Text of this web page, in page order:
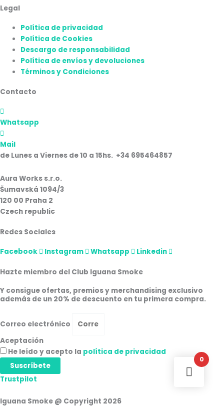
Legal
Política de privacidad
Política de Cookies
Descargo de responsabilidad
Política de envíos y devoluciones
Términos y Condiciones
Contacto
Whatsapp
Mail
de Lunes a Viernes de 10 a 15hs. +34 695464857
Aura Works s.r.o.
Šumavská 1094/3
120 00 Praha 2
Czech republic
Redes Sociales
Facebook Instagram Whatsapp Linkedin
Hazte miembro del Club Iguana Smoke
Y consigue ofertas, premios y merchandising exclusivo
además de un 20% de descuento en tu primera compra.
Correo electrónico
Aceptación
He leído y acepto la política de privacidad
Suscríbete
Trustpilot
Iguana Smoke @ Copyright 2026
0